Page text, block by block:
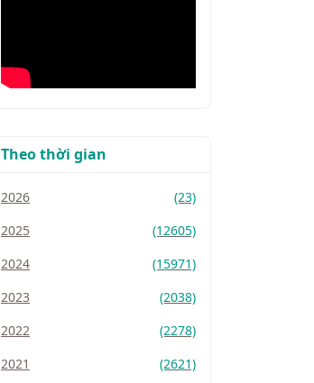
Theo thời gian
2026
(23)
2025
(12605)
2024
(15971)
2023
(2038)
2022
(2278)
2021
(2621)